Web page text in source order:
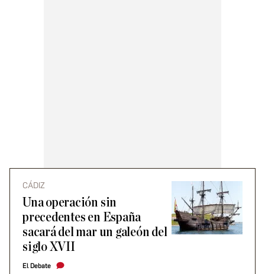
CÁDIZ
Una operación sin
precedentes en España
sacará del mar un galeón del
siglo XVII
El Debate